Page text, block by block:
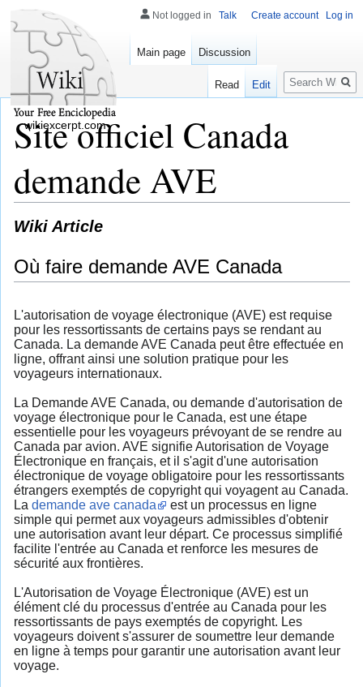
Site officiel Canada
demande AVE
Wiki Article
Où faire demande AVE Canada
L'autorisation de voyage électronique (AVE) est requise
pour les ressortissants de certains pays se rendant au
Canada. La demande AVE Canada peut être effectuée en
ligne, offrant ainsi une solution pratique pour les
voyageurs internationaux.
La Demande AVE Canada, ou demande d'autorisation de
voyage électronique pour le Canada, est une étape
essentielle pour les voyageurs prévoyant de se rendre au
Canada par avion. AVE signifie Autorisation de Voyage
Électronique en français, et il s'agit d'une autorisation
électronique de voyage obligatoire pour les ressortissants
étrangers exemptés de copyright qui voyagent au Canada.
La demande ave canada
est un processus en ligne
simple qui permet aux voyageurs admissibles d'obtenir
une autorisation avant leur départ. Ce processus simplifié
facilite l'entrée au Canada et renforce les mesures de
sécurité aux frontières.
L'Autorisation de Voyage Électronique (AVE) est un
élément clé du processus d'entrée au Canada pour les
ressortissants de pays exemptés de copyright. Les
voyageurs doivent s'assurer de soumettre leur demande
en ligne à temps pour garantir une autorisation avant leur
voyage.
Not logged in Talk Create account Log in
Main page Discussion
Read Edit
Search
wikiexcerpt.com